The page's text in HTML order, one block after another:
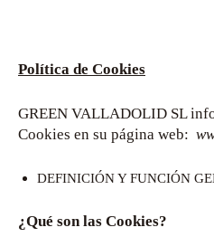
Política de Cookies
GREEN VALLADOLID SL
Cookies en su página web:
DEFINICIÓN Y FUNCIÓN
¿Qué son las Cookies?